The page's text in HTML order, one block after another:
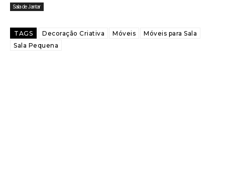
Sala de Jantar
TAGS Decoração Criativa Móveis
Móveis para Sala
Sala Pequena